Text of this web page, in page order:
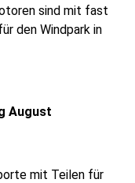
sind mit fast
den Windpark in
August
mit Teilen für